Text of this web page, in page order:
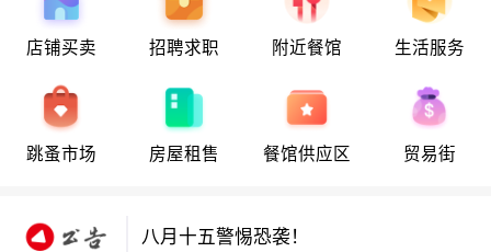
店铺买卖 招聘求职 附近餐馆 生活服务
跳蚤市场 房屋租售 餐馆供应区 贸易街
八月十五警惕恐袭！
八月十五警惕恐袭！